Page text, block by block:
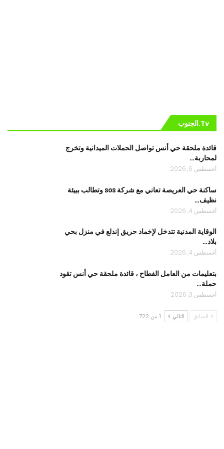
Tv.الجنوب
قائدة ملحقة حي أنس تواصل الحملات الميدانية وتخرج
لمحاربة…
أغسطس 6, 2026
ساكنة حي العريصة تعاني مع شركة sos وتطالب ببيئة
نظيف…
أغسطس 4, 2026
الوقاية المدنية تتدخل لإخماد حريق إندلع في منزل بحي
بلاد…
أغسطس 4, 2026
بتعليمات من العامل الفطاح ، قائدة ملحقة حي أنس تقود
حملة…
أغسطس 3, 2026
السابق التالي 1 من 722